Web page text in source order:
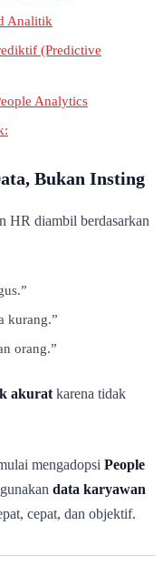
Analitik
(Predictive
Analytics
Bukan Insting
HR diambil berdasarkan
kurang.”
orang.”
akurat karena tidak
mengadopsi People
data karyawan
cepat, dan objektif.